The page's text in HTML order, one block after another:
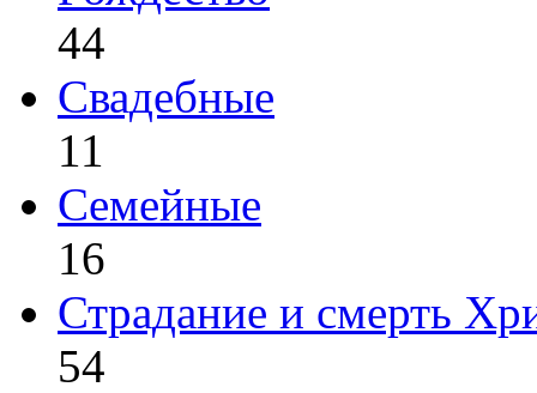
44
Свадебные
11
Семейные
16
Страдание и смерть
54